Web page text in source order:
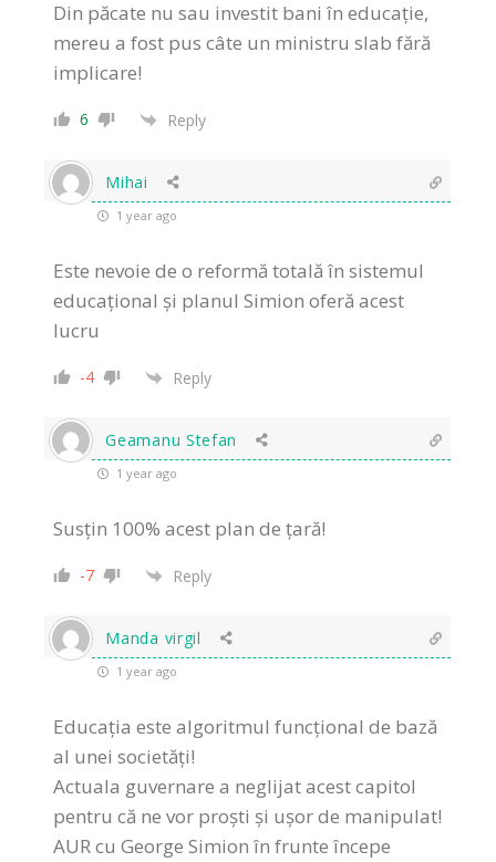
Din păcate nu sau investit bani în educație,
mereu a fost pus câte un ministru slab fără
implicare!
6 Reply
Mihai
1 year ago
Este nevoie de o reformă totală în sistemul
educațional și planul Simion oferă acest
lucru
-4 Reply
Geamanu Stefan
1 year ago
Susțin 100% acest plan de țară!
-7 Reply
Manda virgil
1 year ago
Educația este algoritmul funcțional de bază
al unei societăți!
Actuala guvernare a neglijat acest capitol
pentru că ne vor proști și ușor de manipulat!
AUR cu George Simion în frunte începe